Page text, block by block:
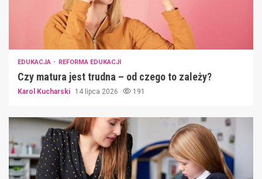
EDUKACJA REFORMA EDUKACJI
Czy matura jest trudna – od czego to zależy?
Karol Kucharski 14 lipca 2026 191